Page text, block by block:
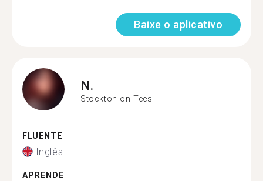
Baixe o aplicativo
N.
Stockton-on-Tees
FLUENTE
Inglês
APRENDE